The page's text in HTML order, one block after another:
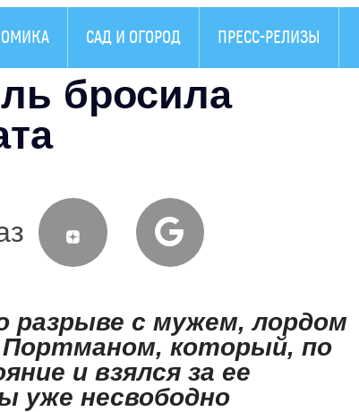
САД И ОГОРОД ПРЕСС-РЕЛИЗЫ
бросила
разрыве с мужем, лордом
который, по
и взялся за ее
уже несвободно